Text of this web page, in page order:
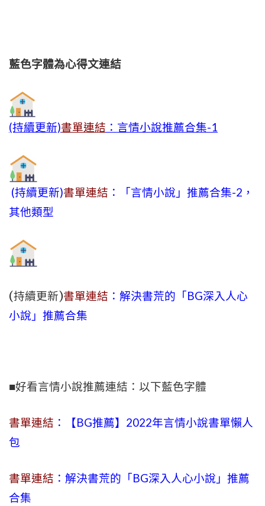
藍色字體為心得文連結
(持續更新)書單連結 ：言情小說推薦合集-1
(持續更新)書單連結 ：「言情小說」推薦合集-2，
其他類型
(持續更新)書單連結 ：解決書荒的「BG深入人心
小說」推薦合集
■好看言情小說推薦連結：以下藍色字體
書單連結 ：【BG推薦】2022年言情小說書單懶人
包
書單連結 ：解決書荒的「BG深入人心小說」推薦
合集